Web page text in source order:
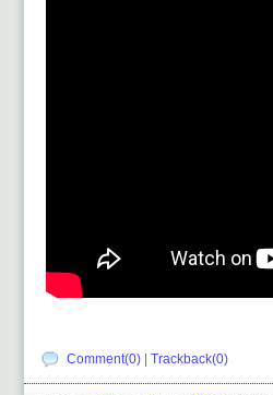
Comment(0) Trackback(0)